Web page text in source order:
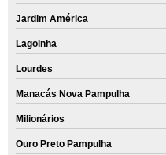
Jardim América
Lagoinha
Lourdes
Manacás Nova Pampulha
Milionários
Ouro Preto Pampulha